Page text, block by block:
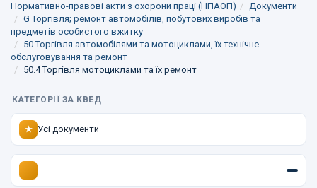
Нормативно-правові акти з охорони праці (НПАОП)
Документи
G Торгівля; ремонт автомобілів, побутових виробів та
предметів особистого вжитку
50 Торгівля автомобілями та мотоциклами, їх технічне
обслуговування та ремонт
50.4 Торгівля мотоциклами та їх ремонт
КАТЕГОРІЇ ЗА КВЕД
★ Усі документи